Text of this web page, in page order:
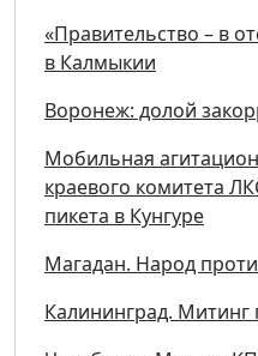
«Правительство – в
в Калмыкии
Воронеж: долой
Мобильная
краевого комитета
пикета в Кунгуре
Магадан. Народ
Калининград. Митинг